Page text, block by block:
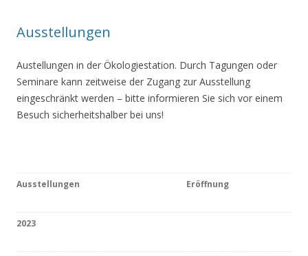
Ausstellungen
Austellungen in der Ökologiestation. Durch Tagungen oder
Seminare kann zeitweise der Zugang zur Ausstellung
eingeschränkt werden – bitte informieren Sie sich vor einem
Besuch sicherheitshalber bei uns!
Ausstellungen Eröffnung
2023